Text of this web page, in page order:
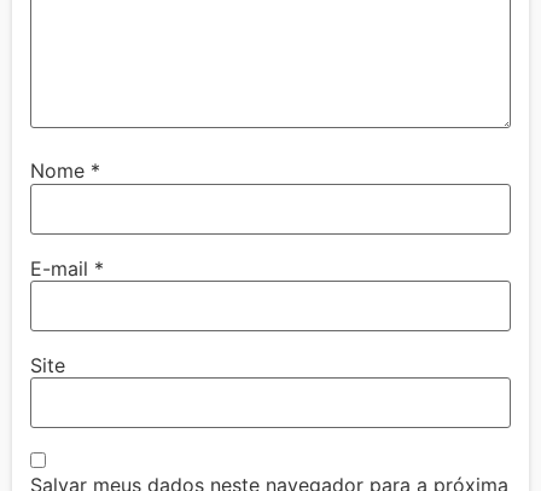
Nome *
E-mail *
Site
Salvar meus dados neste navegador para a próxima